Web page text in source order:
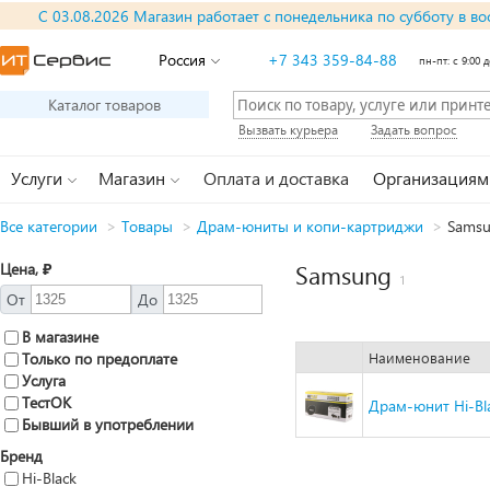
С 03.08.2026 Магазин работает с понедельника по субботу в
Россия +7 343 359-84-88 пн-пт: с 9:00
Каталог товаров
Вызвать курьера Задать вопрос
Услуги Магазин Оплата и доставка Организациям
Все категории > Товары > Драм-юниты и копи-картриджи >
Цена, ₽
От
До
В магазине
Только по предоплате
Услуга
ТестОК
Бывший в употреблении
Бренд
Hi-Black
Samsung 1
Наименование
Драм-юнит Hi-